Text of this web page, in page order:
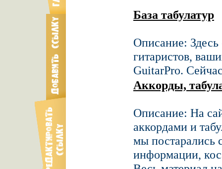
База табулатур
Описание:
гитаристов,
GuitarPro.
Аккорды,
Описание: На
аккордами и
мы постарались
информации,